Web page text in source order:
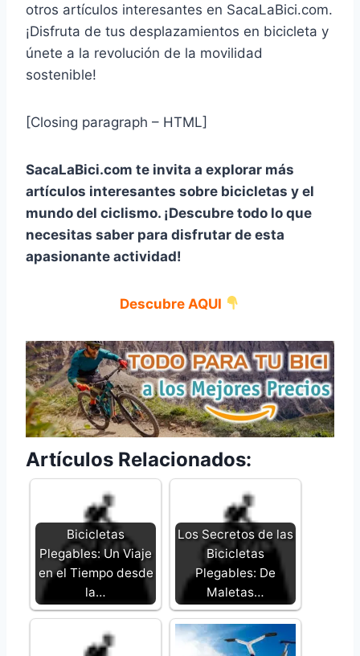
otros artículos interesantes en SacaLaBici.com.
¡Disfruta de tus desplazamientos en bicicleta y
únete a la revolución de la movilidad
sostenible!
[Closing paragraph – HTML]
SacaLaBici.com te invita a explorar más
artículos interesantes sobre bicicletas y el
mundo del ciclismo. ¡Descubre todo lo que
necesitas saber para disfrutar de esta
apasionante actividad!
Descubre AQUI
Artículos Relacionados:
Bicicletas
Plegables: Un Viaje
en el Tiempo desde
la…
Los Secretos de las
Bicicletas
Plegables: De
Maletas…